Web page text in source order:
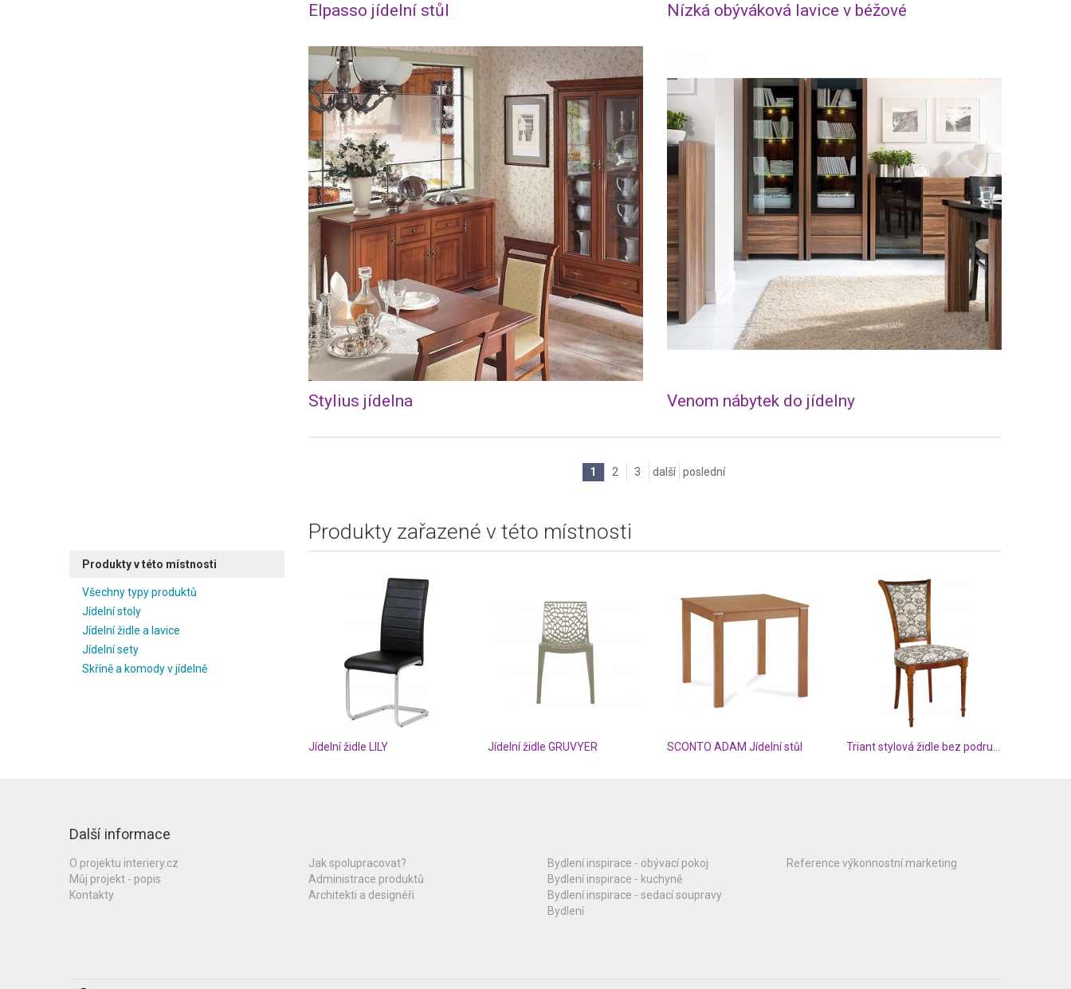
Elpasso jídelní stůl Nízká obýváková lavice v béžové
Stylius jídelna Venom nábytek do jídelny
1 2 3 další poslední
Produkty v této místnosti
Všechny typy produktů
Jídelní stoly
Jídelní židle a lavice
Jídelní sety
Skříně a komody v jídelně
Produkty zařazené v této místnosti
Jídelní židle LILY Jídelní židle GRUVYER SCONTO ADAM Jídelní stůl
Další informace
O projektu interiery.cz
Můj projekt - popis
Kontakty
Jak spolupracovat?
Administrace produktů
Architekti a designéři
Bydlení inspirace - obývací pokoj
Bydlení inspirace - kuchyně
Bydlení inspirace - sedací soupravy
Bydlení
Reference výkonnostní marketing